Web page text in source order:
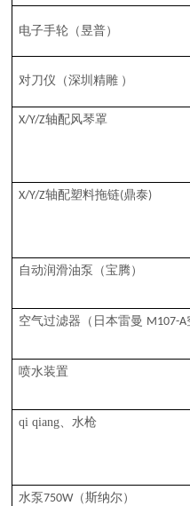
电子手轮 （昱普）
对刀仪 （深圳精雕 ）
X/Y/Z轴配风琴罩
X/Y/Z轴配塑料拖链(鼎泰)
自动润滑油泵 （宝腾）
空气过滤器 （日本雷曼 M107-A
喷水装置
qi qiang、水枪
水泵750W（斯纳尔）